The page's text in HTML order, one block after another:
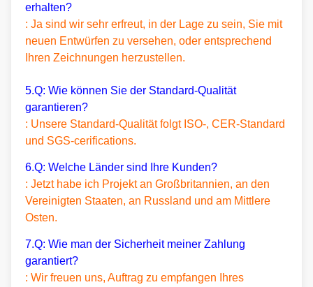
erhalten?
: Ja sind wir sehr erfreut, in der Lage zu sein, Sie mit
neuen Entwürfen zu versehen, oder entsprechend
Ihren Zeichnungen herzustellen.
5.Q: Wie können Sie der Standard-Qualität
garantieren?
: Unsere Standard-Qualität folgt ISO-, CER-Standard
und SGS-cerifications.
6.Q: Welche Länder sind Ihre Kunden?
: Jetzt habe ich Projekt an Großbritannien, an den
Vereinigten Staaten, an Russland und am Mittlere
Osten.
7.Q: Wie man der Sicherheit meiner Zahlung
garantiert?
: Wir freuen uns, Auftrag zu empfangen Ihres